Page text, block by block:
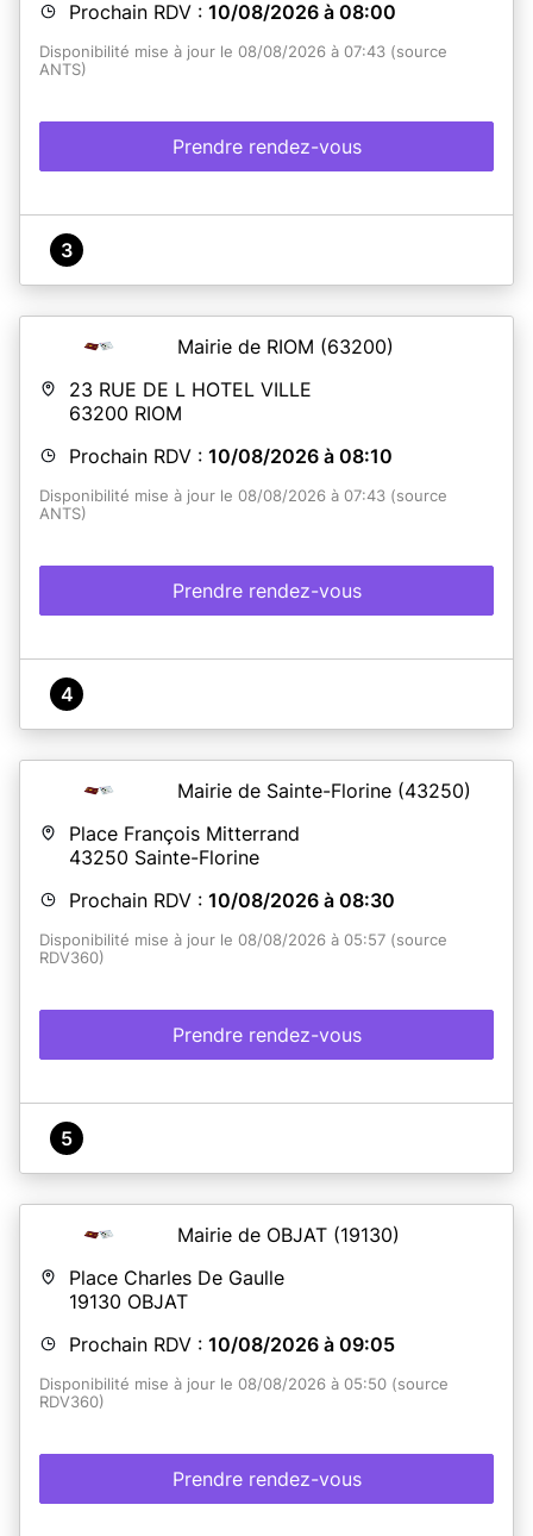
Prochain RDV : 10/08/2026 à 08:00
Disponibilité mise à jour le 08/08/2026 à 07:43 (source
ANTS)
Prendre rendez-vous
3
Mairie de RIOM (63200)
23 RUE DE L HOTEL VILLE
63200 RIOM
Prochain RDV : 10/08/2026 à 08:10
Disponibilité mise à jour le 08/08/2026 à 07:43 (source
ANTS)
Prendre rendez-vous
4
Mairie de Sainte-Florine (43250)
Place François Mitterrand
43250 Sainte-Florine
Prochain RDV : 10/08/2026 à 08:30
Disponibilité mise à jour le 08/08/2026 à 05:57 (source
RDV360)
Prendre rendez-vous
5
Mairie de OBJAT (19130)
Place Charles De Gaulle
19130 OBJAT
Prochain RDV : 10/08/2026 à 09:05
Disponibilité mise à jour le 08/08/2026 à 05:50 (source
RDV360)
Prendre rendez-vous